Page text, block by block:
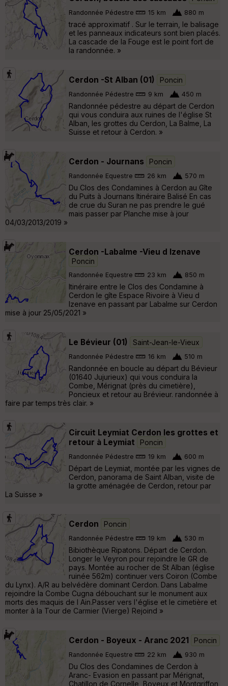
Randonnée Pédestre 15 km 880 m
tracé approximatif . Sur le terrain, le balisage
et les panneaux indicateurs sont bien placés.
La cascade de la Fouge est le point fort de
la randonnée. »
Cerdon -St Alban (01) Poncin
Randonnée Pédestre 9 km 450 m
Randonnée pédestre au départ de Cerdon
qui vous conduira aux ruines de l'église St
Alban, les grottes du Cerdon, La Balme, La
Suisse et retour à Cerdon. »
Cerdon - Journans Poncin
Randonnée Equestre 26 km 570 m
Du Clos des Condamines à Cerdon au Gîte
du Puits à Journans Itinéraire Balisé En cas
de crue du Suran ne pas prendre le gué
mais passer par Planche mise à jour
04/03/2013/2019 »
Cerdon -Labalme -Vieu d Izenave
Poncin
Randonnée Equestre 23 km 850 m
Itinéraire entre le Clos des Condamine à
Cerdon le gîte Espace Rivoire à Vieu d
Izenave en passant par Labalme sur Cerdon
mise à jour 25/05/2021 »
Le Bévieur (01) Saint-Jean-le-Vieux
Randonnée Pédestre 16 km 510 m
Randonnée en boucle au départ du Bévieur
(01640 Jujurieux) qui vous conduira la
Combe, Mérignat (près du cimetière),
Poncieux et retour au Brévieur. randonnée à
faire par temps très clair. »
Circuit Leymiat Cerdon les grottes et
retour à Leymiat
Poncin
Randonnée Pédestre 19 km 600 m
Départ de Leymiat, montée par les vignes de
Cerdon, panorama de Saint Alban, visite de
la grotte aménagée de Cerdon, retour par
La Suisse »
Cerdon Poncin
Randonnée Pédestre 19 km 530 m
Bibiothèque Ripatons. Départ de Cerdon.
Longer le Veyron pour rejoindre le GR de
pays. Montée au rocher de St Alban (église
ruinée 562m) continuer vers Coiron (Combe
du Lynx). A/R au belvédère dominant Cerdon. Dans Labalme
rejoindre la Combe Cugna débouchant sur le monument aux
morts des maquis de l Ain.Passer vers l'église et le cimetière et
monter à la Tour de Carmier (Vierge) Rejoind »
Cerdon - Boyeux - Aranc 2021 Poncin
Randonnée Equestre 22 km 930 m
Du Clos des Condamines de Cerdon à
Aranc- Evasion en passant par Mérignat,
Chatillon de Cornelle, Boyeux et Montgriffon